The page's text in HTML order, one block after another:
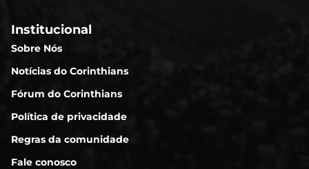
Institucional
Sobre Nós
Notícias do Corinthians
Fórum do Corinthians
Política de privacidade
Regras da comunidade
Fale conosco